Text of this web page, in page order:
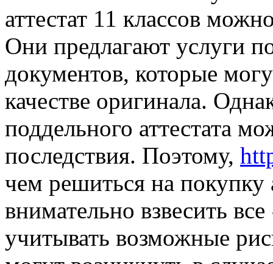
аттестат 11 классов
Они предлагают услуги
документов, которые
качестве оригинала.
поддельного аттестата
последствия. Поэтому,
чем решиться на покупку
внимательно взвесить
учитывать возможные